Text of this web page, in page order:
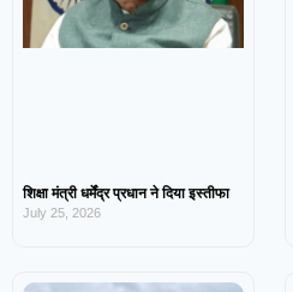
शिक्षा मंत्री धर्मेंद्र प्रधान ने दिया इस्तीफा
July 25, 2026